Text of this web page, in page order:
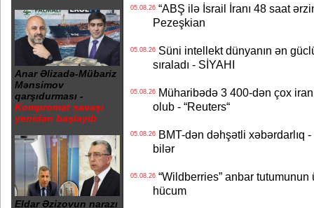
Anar Əlizadə-Mübariz
Mənsimov
qarşıdurması -
Kompromat savaşı
yenidən başlayıb
Eldar Əzizovun narazı
05.08.26“ABŞ ilə İsrail İranı 48 saat
Pezeşkian
05.08.26Süni intellekt dünyanın ən
sıraladı - SİYAHI
05.08.26Müharibədə 3 400-dən çox
olub - “Reuters“
05.08.26BMT-dən dəhşətli xəbərdarlıq
bilər
05.08.26“Wildberries” anbar tutumunun
hücum